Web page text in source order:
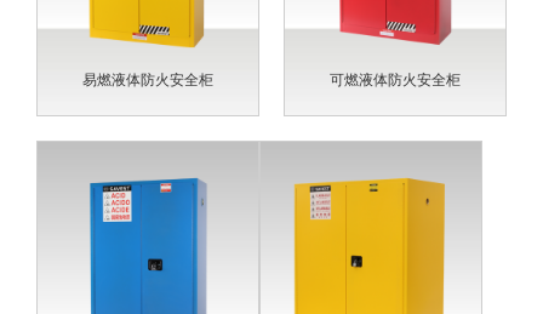
易燃液体防火安全柜 可燃液体防火安全柜